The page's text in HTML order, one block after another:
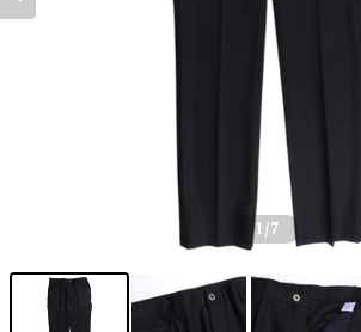
1 /7